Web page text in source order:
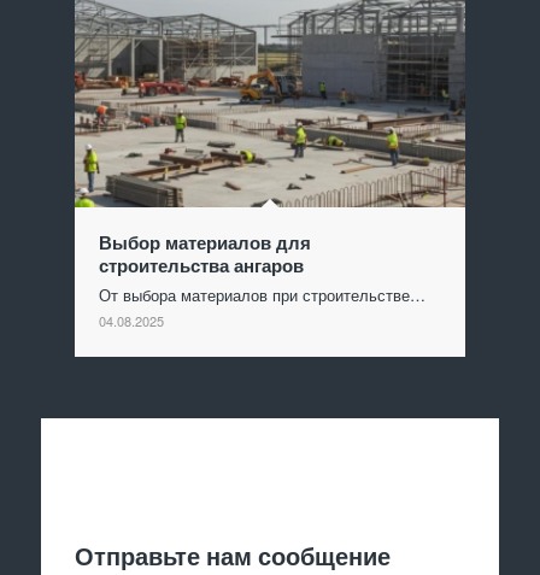
Выбор материалов для
строительства ангаров
От выбора материалов при строительстве…
04.08.2025
Отправьте нам сообщение